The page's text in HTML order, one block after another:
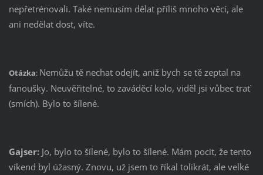
nepřetrénovali. Také nemusím dělat příliš mnoho věcí, ale
ani nedělat dost, víte.
Otázka: Nemůžu tě nechat odejít, aniž bych se tě zeptal na
fanoušky. Neuvěřitelné, to zaváděcí kolo, viděl jsi vůbec trať
(smích). Bylo to šílené.
Gajser: Jo, bylo to šílené, bylo to šílené. Mám pocit, že tento
víkend byl úžasný. Znovu, už jsem to říkal tolikrát, ale velké